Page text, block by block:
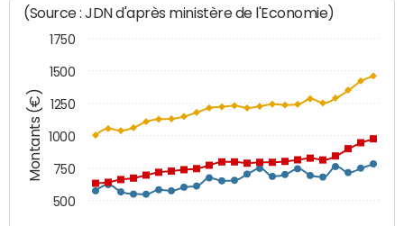
Montants (€)
(Source : JDN d'après ministère de l'Economie)
500
750
1000
1250
1500
1750